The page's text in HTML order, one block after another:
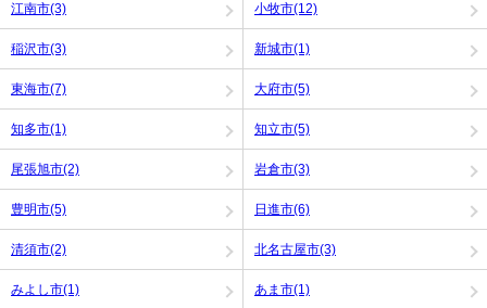
江南市(3) 小牧市(12)
稲沢市(3) 新城市(1)
東海市(7) 大府市(5)
知多市(1) 知立市(5)
尾張旭市(2) 岩倉市(3)
豊明市(5) 日進市(6)
清須市(2) 北名古屋市(3)
みよし市(1) あま市(1)